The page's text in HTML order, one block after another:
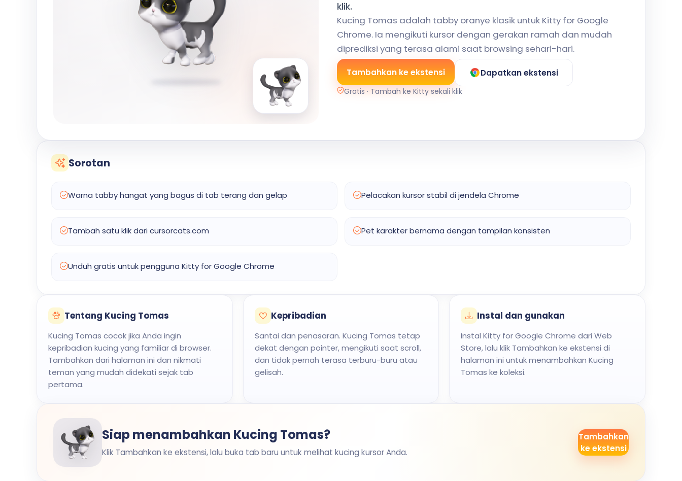
klik.
Kucing Tomas adalah tabby oranye klasik untuk Kitty for Google
Chrome. Ia mengikuti kursor dengan gerakan ramah dan mudah
diprediksi yang terasa alami saat browsing sehari-hari.
Tambahkan ke ekstensi Dapatkan ekstensi
Gratis · Tambah ke Kitty sekali klik
Sorotan
Warna tabby hangat yang bagus di tab terang dan gelap Pelacakan kursor stabil di jendela Chrome
Tambah satu klik dari cursorcats.com Pet karakter bernama dengan tampilan konsisten
Unduh gratis untuk pengguna Kitty for Google Chrome
Tentang Kucing Tomas
Kucing Tomas cocok jika Anda ingin
kepribadian kucing yang familiar di browser.
Tambahkan dari halaman ini dan nikmati
teman yang mudah didekati sejak tab
pertama.
Kepribadian
Santai dan penasaran. Kucing Tomas tetap
dekat dengan pointer, mengikuti saat scroll,
dan tidak pernah terasa terburu-buru atau
gelisah.
Instal dan gunakan
Instal Kitty for Google Chrome dari Web
Store, lalu klik Tambahkan ke ekstensi di
halaman ini untuk menambahkan Kucing
Tomas ke koleksi.
Siap menambahkan Kucing Tomas?
Klik Tambahkan ke ekstensi, lalu buka tab baru untuk melihat kucing kursor Anda.
Tambahkan
ke ekstensi